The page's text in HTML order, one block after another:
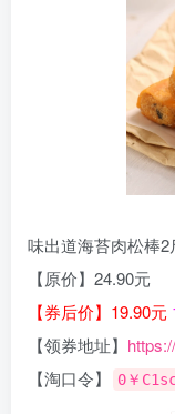
味出道海苔肉松棒2
【原价】24.90元
【券后价】19.90元
【领券地址】
【淘口令】
0￥